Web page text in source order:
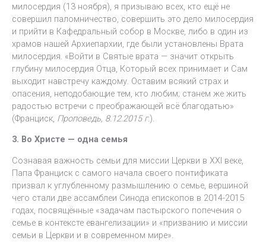
милосердия (13 ноября), я призываю всех, кто ещё не
совершил паломничество, совершить это дело милосердия
и прийти в Кафедральный собор в Москве, либо в один из
храмов нашей Архиепархии, где были установлены Врата
милосердия. «Войти в Святые врата — значит открыть
глубину милосердия Отца, Который всех принимает и Сам
выходит навстречу каждому. Оставим всякий страх и
опасения, неподобающие тем, кто любим; станем же жить
радостью встречи с преображающей всё благодатью»
(Франциск, Проповедь, 8.12.2015 г.).
3. Во Христе — одна семья
Сознавая важность семьи для миссии Церкви в XXI веке,
Папа Франциск с самого начала своего понтификата
призвал к углубленному размышлению о семье, вершиной
чего стали две ассамблеи Синода епископов в 2014-2015
годах, посвящённые «задачам пастырского попечения о
семье в контексте евангелизации» и «призванию и миссии
семьи в Церкви и в современном мире».